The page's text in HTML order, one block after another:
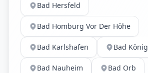
Bad Hersfeld
Bad Homburg Vor Der Höhe
Bad Karlshafen Bad König
Bad Nauheim Bad Orb